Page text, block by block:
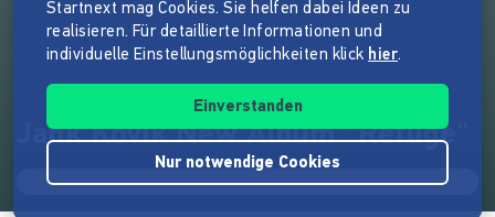
Jank Kovik New Album "Refuge"
Startnext mag Cookies. Sie helfen dabei Ideen zu
realisieren. Für detaillierte Informationen und
individuelle Einstellungsmöglichkeiten klick hier.
Einverstanden
Nur notwendige Cookies